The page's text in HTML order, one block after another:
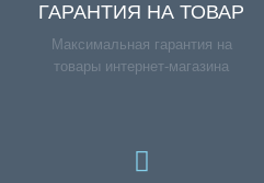
ГАРАНТИЯ НА ТОВАР
Максимальная гарантия на
товары интернет-магазина